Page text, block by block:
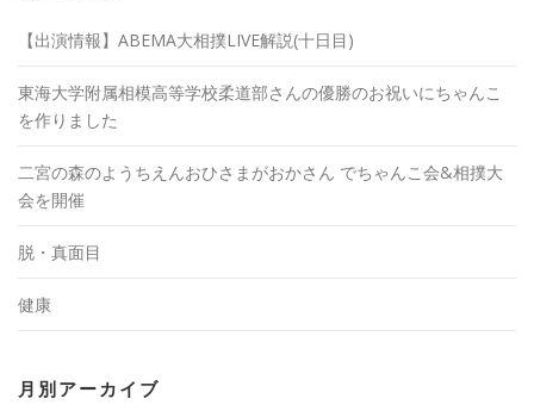
【出演情報】ABEMA大相撲LIVE解説(十日目)
東海大学附属相模高等学校柔道部さんの優勝のお祝いにちゃんこ
を作りました
二宮の森のようちえんおひさまがおかさん でちゃんこ会&相撲大
会を開催
脱・真面目
健康
月別アーカイブ